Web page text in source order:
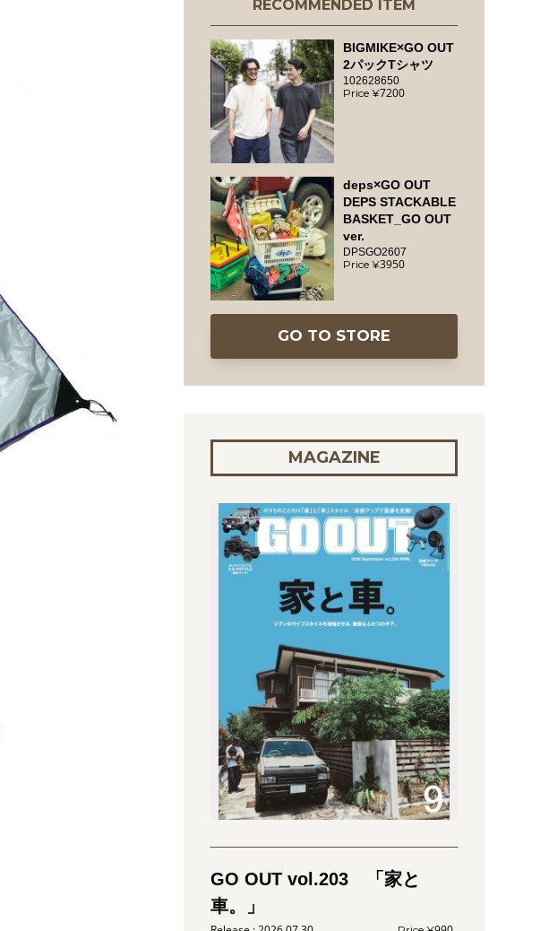
RECOMMENDED ITEM
BIGMIKE×GO OUT
2パックTシャツ
102628650
7200
deps×GO OUT
DEPS STACKABLE
BASKET_GO OUT
ver.
DPSGO2607
3950
GO TO STORE
MAGAZINE
GO OUT vol.203 「家と
車。」